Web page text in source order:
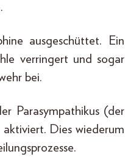
ausgeschüttet. Ein
verringert und sogar
bei.
Parasympathikus (der
Dies wiederum